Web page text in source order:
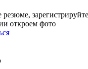
откроем фото